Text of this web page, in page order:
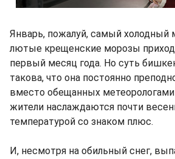
Январь, пожалуй, самый
лютые крещенские морозы
первый месяц года. Но суть
такова, что она постоянно
вместо обещанных метеорологами
жители наслаждаются почти
температурой со знаком плюс.
И, несмотря на обильный снег,